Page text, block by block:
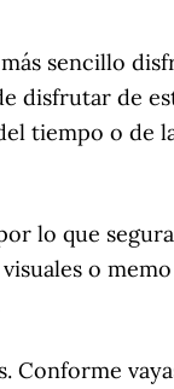
sencillo
disfrutar de
tiempo o de
lo que
o
Conforme